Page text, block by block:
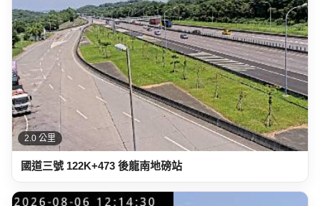
2.0 公里
國道三號 122K+473 後龍南地磅站